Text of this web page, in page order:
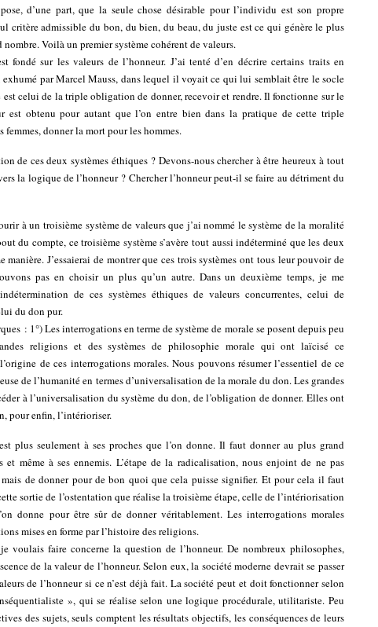
d’une part, que la seule chose désirable pour l’individu est son propre
critère admissible du bon, du bien, du beau, du juste est ce qui génère le plus
Voilà un premier système cohérent de valeurs.
fondé sur les valeurs de l’honneur. J’ai tenté d’en décrire certains traits en
exhumé par Marcel Mauss, dans lequel il voyait ce qui lui semblait être le socle
est celui de la triple obligation de donner, recevoir et rendre. Il fonctionne sur le
est obtenu pour autant que l’on entre bien dans la pratique de cette triple
donner la mort pour les hommes.
de ces deux systèmes éthiques ? Devons-nous chercher à être heureux à tout
la logique de l’honneur ? Chercher l’honneur peut-il se faire au détriment du
à un troisième système de valeurs que j’ai nommé le système de la moralité
du compte, ce troisième système s’avère tout aussi indéterminé que les deux
manière. J’essaierai de montrer que ces trois systèmes ont tous leur pouvoir de
pas en choisir un plus qu’un autre. Dans un deuxième temps, je me
de ces systèmes éthiques de valeurs concurrentes, celui de
du don pur.
: 1°) Les interrogations en terme de système de morale se posent depuis peu
religions et des systèmes de philosophie morale qui ont laïcisé ce
de ces interrogations morales. Nous pouvons résumer l’essentiel de ce
de l’humanité en termes d’universalisation de la morale du don. Les grandes
à l’universalisation du système du don, de l’obligation de donner. Elles ont
pour enfin, l’intérioriser.
plus seulement à ses proches que l’on donne. Il faut donner au plus grand
et même à ses ennemis. L’étape de la radicalisation, nous enjoint de ne pas
mais de donner pour de bon quoi que cela puisse signifier. Et pour cela il faut
sortie de l’ostentation que réalise la troisième étape, celle de l’intériorisation
donne pour être sûr de donner véritablement. Les interrogations morales
mises en forme par l’histoire des religions.
voulais faire concerne la question de l’honneur. De nombreux philosophes,
de la valeur de l’honneur. Selon eux, la société moderne devrait se passer
de l’honneur si ce n’est déjà fait. La société peut et doit fonctionner selon
», qui se réalise selon une logique procédurale, utilitariste. Peu
des sujets, seuls comptent les résultats objectifs, les conséquences de leurs